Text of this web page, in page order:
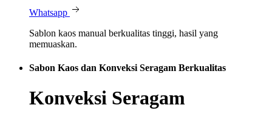
Whatsapp
Sablon kaos manual berkualitas tinggi, hasil yang
memuaskan.
Sabon Kaos dan Konveksi Seragam Berkualitas
Konveksi Seragam